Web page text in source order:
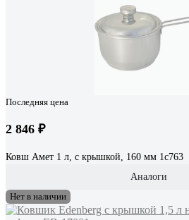
Последняя цена
2 846 ₽
Ковш Амет 1 л, с крышкой, 160 мм 1с763
Аналоги
Нет в наличии